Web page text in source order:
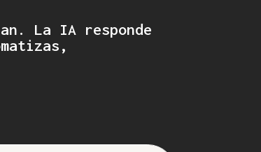
La IA responde